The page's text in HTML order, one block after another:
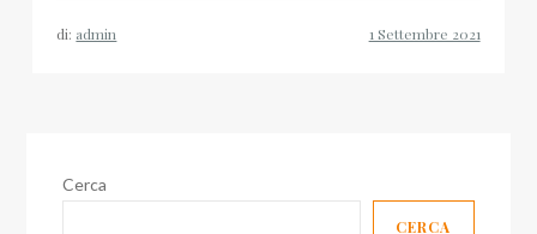
Rosafio
di: admin
Cerca
CERCA